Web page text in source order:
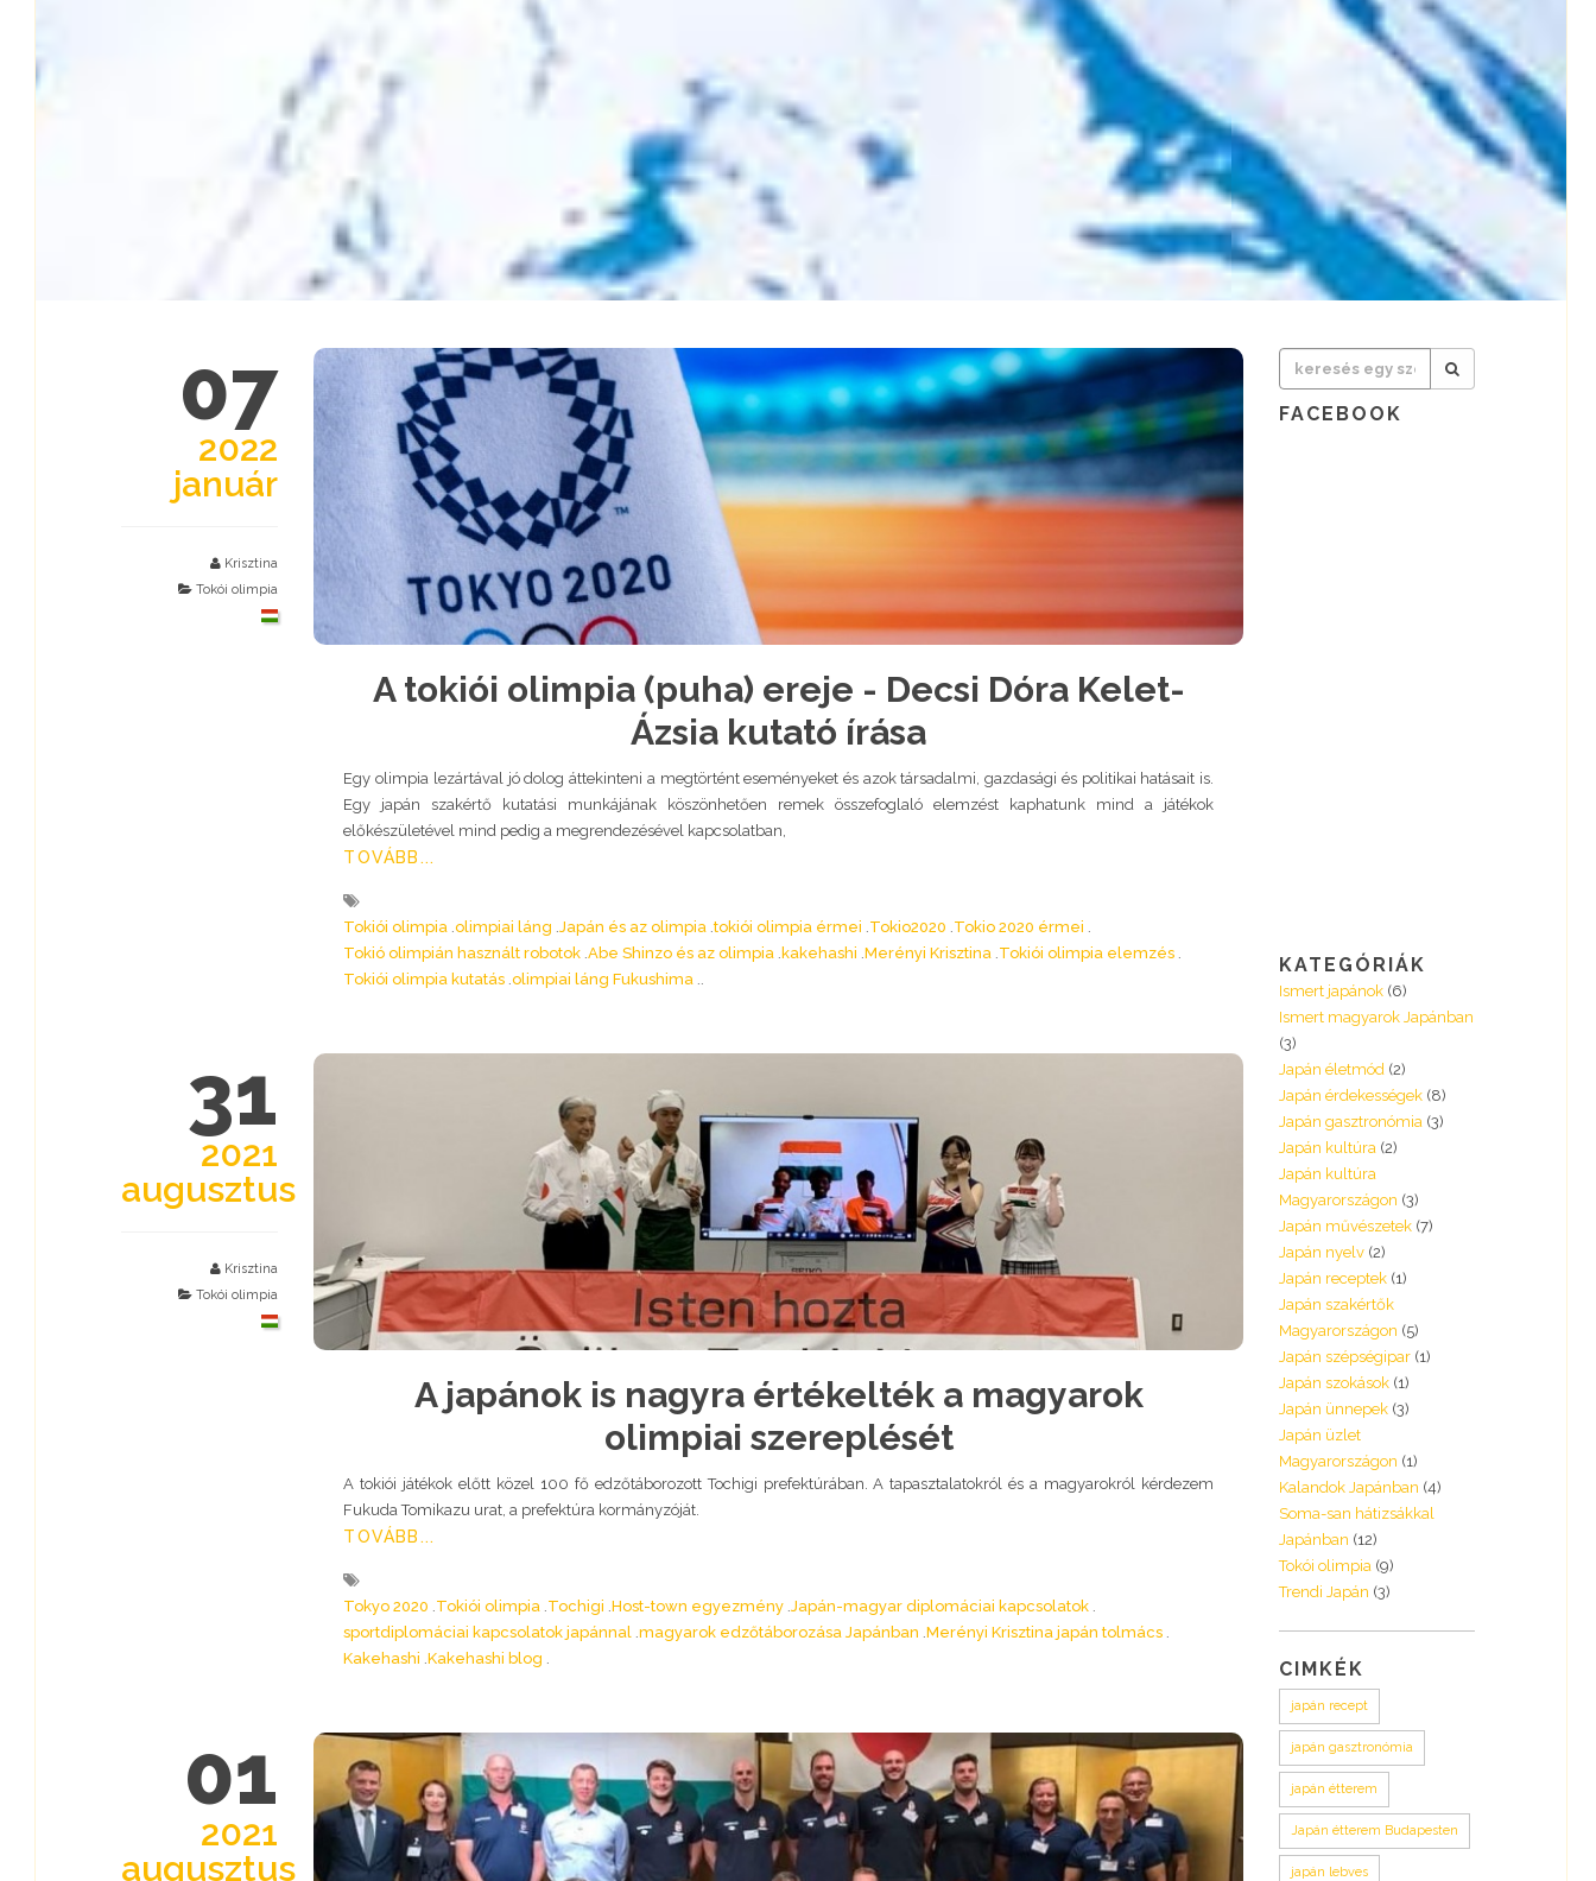
07
2022
január
Krisztina
Tokói olimpia
A tokiói olimpia (puha) ereje - Decsi Dóra Kelet-
Ázsia kutató írása
Egy olimpia lezártával jó dolog áttekinteni a megtörtént eseményeket és azok társadalmi, gazdasági és politikai hatásait is.
Egy japán szakértő kutatási munkájának köszönhetően remek összefoglaló elemzést kaphatunk mind a játékok
előkészületével mind pedig a megrendezésével kapcsolatban,
TOVÁBB...
Tokiói olimpia olimpiai láng Japán és az olimpia tokiói olimpia érmei Tokio2020 Tokio 2020 érmei
Tokió olimpián használt robotok Abe Shinzo és az olimpia kakehashi Merényi Krisztina Tokiói olimpia elemzés
Tokiói olimpia kutatás olimpiai láng Fukushima
31
2021
augusztus
Krisztina
Tokói olimpia
A japánok is nagyra értékelték a magyarok
olimpiai szereplését
A tokiói játékok előtt közel 100 fő edzőtáborozott Tochigi prefektúrában. A tapasztalatokról és a magyarokról kérdezem
Fukuda Tomikazu urat, a prefektúra kormányzóját.
TOVÁBB...
Tokyo 2020 Tokiói olimpia Tochigi Host-town egyezmény Japán-magyar diplomáciai kapcsolatok
sportdiplomáciai kapcsolatok japánnal magyarok edzőtáborozása Japánban Merényi Krisztina japán tolmács
Kakehashi Kakehashi blog
01
2021
augusztus
FACEBOOK
KATEGÓRIÁK
Ismert japánok (6)
Ismert magyarok Japánban
(3)
Japán életmód (2)
Japán érdekességek (8)
Japán gasztronómia (3)
Japán kultúra (2)
Japán kultúra
Magyarországon (3)
Japán művészetek (7)
Japán nyelv (2)
Japán receptek (1)
Japán szakértők
Magyarországon (5)
Japán szépségipar (1)
Japán szokások (1)
Japán ünnepek (3)
Japán üzlet
Magyarországon (1)
Kalandok Japánban (4)
Soma-san hátizsákkal
Japánban (12)
Tokói olimpia (9)
Trendi Japán (3)
CIMKÉK
japán recept
japán gasztronómia
japán étterem
Japán étterem Budapesten
japán lebves